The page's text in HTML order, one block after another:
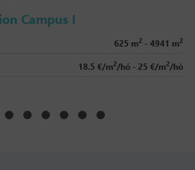
Campus I
625 m2 - 4941 m2
18.5 €/m2/hó - 25 €/m2/hó